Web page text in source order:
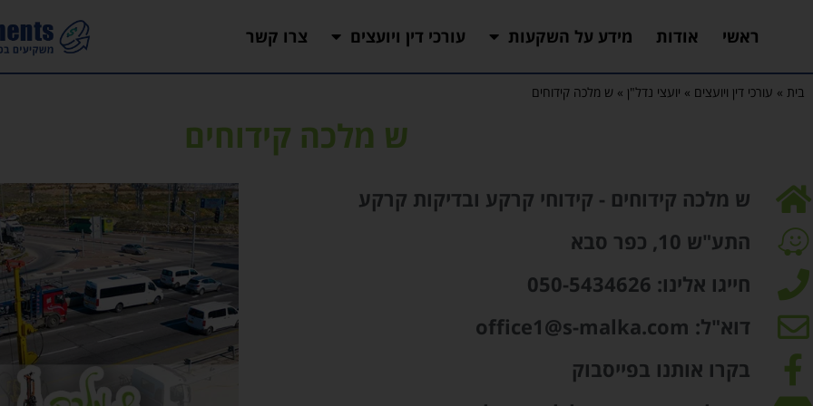
ראשי אודות מידע על השקעות עורכי דין ויועצים צרו קשר
בית » עורכי דין ויועצים » יועצי נדל"ן » ש מלכה קידוחים
ש מלכה קידוחים
ש מלכה קידוחים - קידוחי קרקע ובדיקות קרקע
התע"ש 10, כפר סבא
חייגו אלינו: 050-5434626
דוא"ל: office1@s-malka.com
בקרו אותנו בפייסבוק